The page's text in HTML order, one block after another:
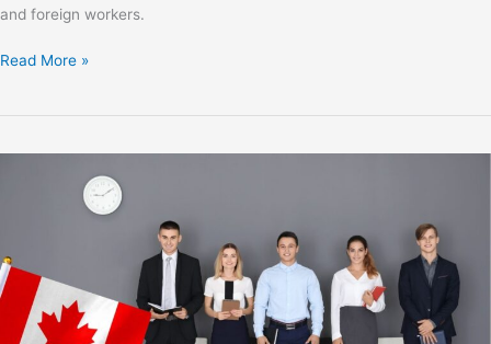
and foreign workers.
Read More »
EXPERIENCE
(CEC)
PROGRAM